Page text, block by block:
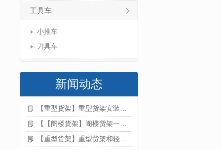
工具车
小推车
刀具车
新闻动态
【重型货架】重型货架安装注意事项
【【阁楼货架】阁楼货架一般有哪些用途
【重型货架】重型货架和轻型货架的区别是什么